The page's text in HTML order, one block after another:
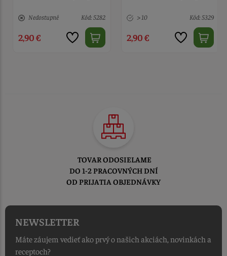
Nedostupné Kód: 5282
2,90 €
> 10 Kód: 5329
2,90 €
TOVAR ODOSIELAME
DO 1-2 PRACOVNÝCH DNÍ
OD PRIJATIA OBJEDNÁVKY
NEWSLETTER
Máte záujem vedieť ako prvý o našich akciách, novinkách a
receptoch?